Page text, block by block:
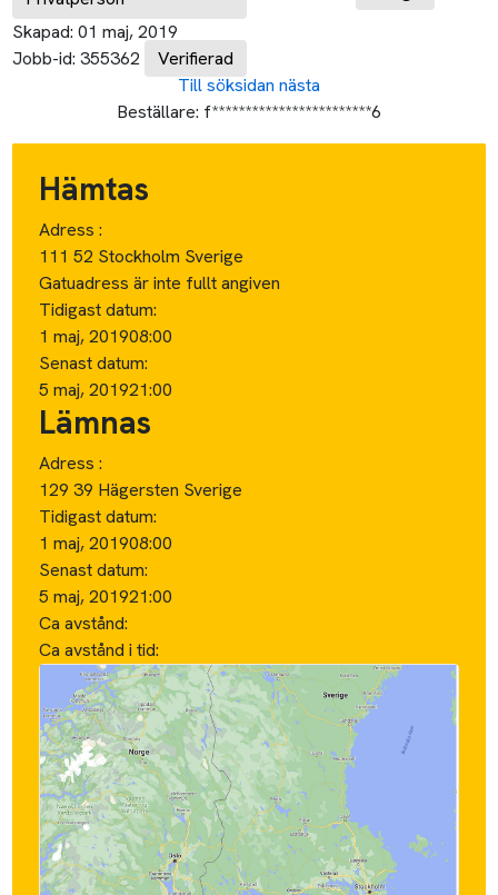
Skapad: 01 maj, 2019
Jobb-id: 355362 Verifierad
Till söksidan nästa
Beställare: f************************6
Hämtas
Adress :
111 52 Stockholm Sverige
Gatuadress är inte fullt angiven
Tidigast datum:
1 maj, 201908:00
Senast datum:
5 maj, 201921:00
Lämnas
Adress :
129 39 Hägersten Sverige
Tidigast datum:
1 maj, 201908:00
Senast datum:
5 maj, 201921:00
Ca avstånd:
Ca avstånd i tid: